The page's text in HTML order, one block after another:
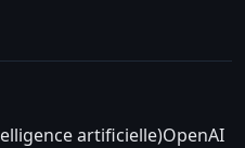
artificielle)OpenAI